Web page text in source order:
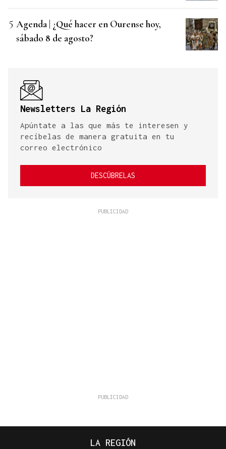
Agenda | ¿Qué hacer en Ourense hoy,
sábado 8 de agosto?
Newsletters La Región
Apúntate a las que más te interesen y
recíbelas de manera gratuita en tu
correo electrónico
DESCÚBRELAS
LA REGIÓN